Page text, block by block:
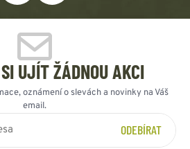
UJÍT ŽÁDNOU AKCI
oznámení o slevách a novinky na Váš
email.
ODEBÍRAT